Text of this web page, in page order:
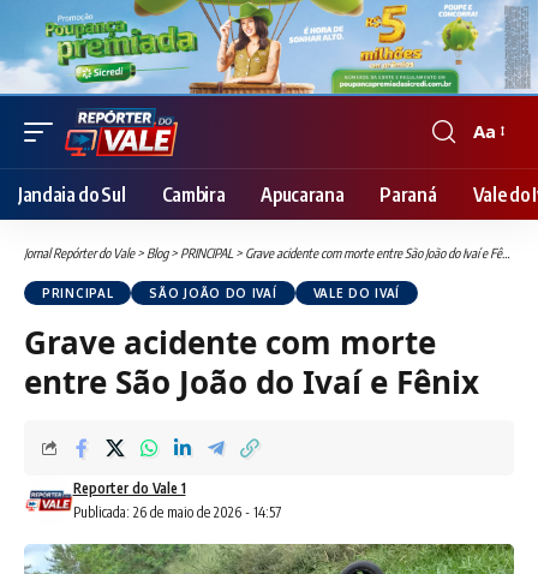
Font
Resizer
Aa
Jandaia do Sul Cambira Apucarana Paraná Vale do
Jornal Repórter do Vale> Blog> PRINCIPAL > Grave acidente com morte entre São João do Ivaí e Fênix
PRINCIPAL SÃO JOÃO DO IVAÍ VALE DO IVAÍ
Grave acidente com morte
entre São João do Ivaí e Fênix
Publicada: 26 de maio de 2026 - 14:57
Reporter do Vale 1